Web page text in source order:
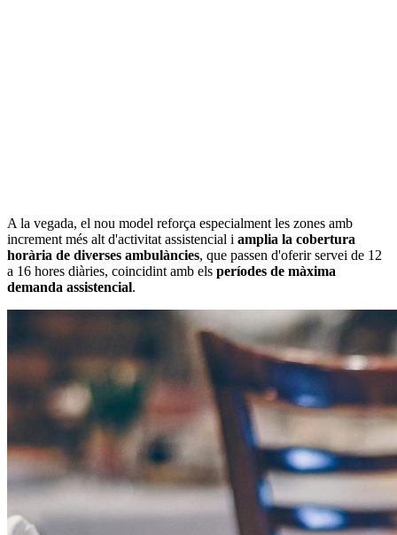
A la vegada, el nou model reforça especialment les zones amb
increment més alt d'activitat assistencial i amplia la cobertura
horària de diverses ambulàncies, que passen d'oferir servei de 12
a 16 hores diàries, coincidint amb els períodes de màxima
demanda assistencial.